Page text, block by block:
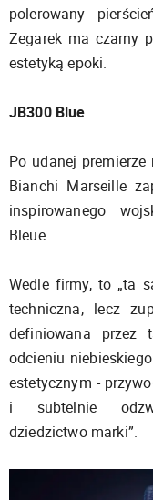
polerowany
Zegarek ma czarny
estetyką epoki.
JB300 Blue
Po udanej
Bianchi Marseille
inspirowanego
Bleue.
Wedle firmy, to „ta
techniczna, lecz
definiowana przez
odcieniu
estetycznym -
i subtelnie
dziedzictwo marki”.